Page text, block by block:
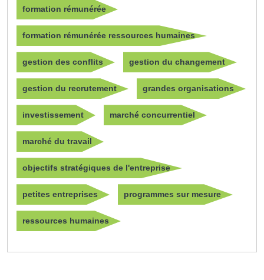
formation rémunérée
formation rémunérée ressources humaines
gestion des conflits gestion du changement
gestion du recrutement grandes organisations
investissement marché concurrentiel
marché du travail
objectifs stratégiques de l'entreprise
petites entreprises programmes sur mesure
ressources humaines